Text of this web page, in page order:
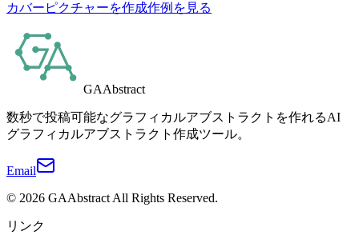
カバーピクチャーを作成作例を見る
GAAbstract
数秒で投稿可能なグラフィカルアブストラクトを作れるAI
グラフィカルアブストラクト作成ツール。
Email
© 2026 GAAbstractAll Rights Reserved.
リンク